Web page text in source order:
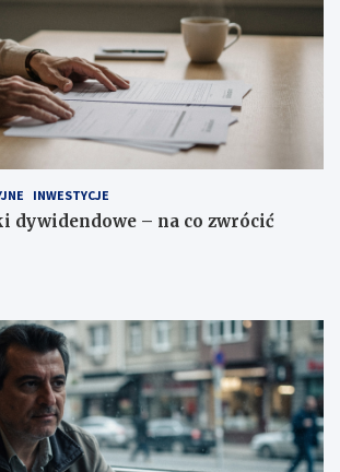
INWESTYCJE
dywidendowe – na co zwrócić